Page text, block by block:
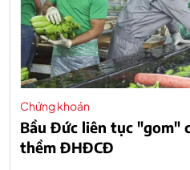
Chứng khoán
Bầu Đức liên tục "gom"
thềm ĐHĐCĐ